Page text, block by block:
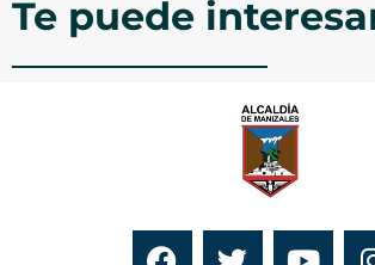
Te puede